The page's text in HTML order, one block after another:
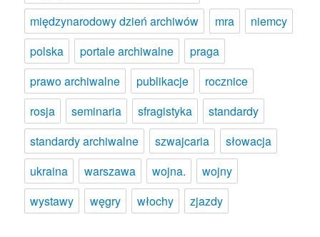
międzynarodowy dzień archiwów
mra
niemcy
polska
portale archiwalne
praga
prawo archiwalne
publikacje
rocznice
rosja
seminaria sfragistyka
standardy
standardy archiwalne
szwajcaria
słowacja
ukraina
warszawa wojna.
wojny
wystawy
węgry włochy zjazdy